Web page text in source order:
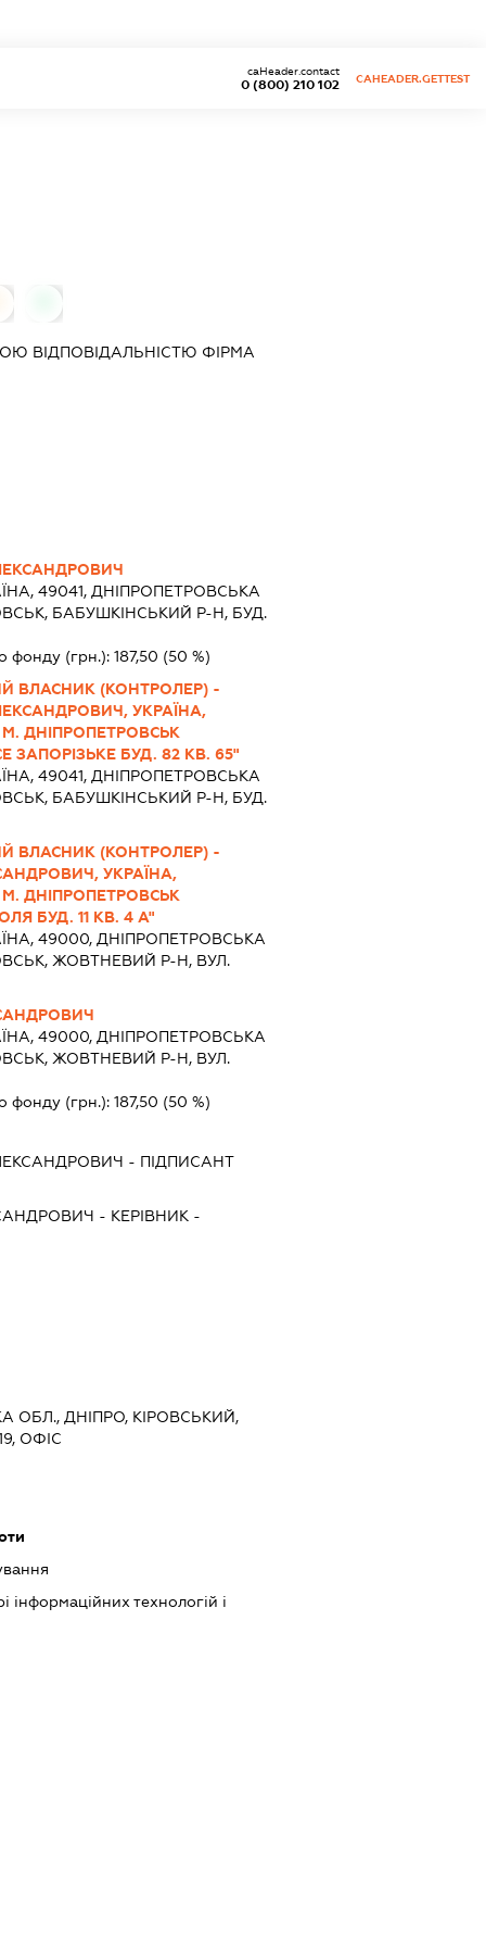
0 (800) 210 102
caHeader.contact
CAHEADER.GETTEST
ВІДПОВІДАЛЬНІСТЮ ФІРМА
49041, ДНIПРОПЕТРОВСЬКА
БАБУШКІНСЬКИЙ Р-Н, БУД.
фонду (грн.): 187,50 (50 %)
ВЛАСНИК (КОНТРОЛЕР) -
УКРАЇНА,
ДНІПРОПЕТРОВСЬК
БУД. 82 КВ. 65"
49041, ДНIПРОПЕТРОВСЬКА
БАБУШКІНСЬКИЙ Р-Н, БУД.
ВЛАСНИК (КОНТРОЛЕР) -
УКРАЇНА,
ДНІПРОПЕТРОВСЬК
БУД. 11 КВ. 4 А"
49000, ДНIПРОПЕТРОВСЬКА
ЖОВТНЕВИЙ Р-Н, ВУЛ.
49000, ДНIПРОПЕТРОВСЬКА
ЖОВТНЕВИЙ Р-Н, ВУЛ.
фонду (грн.): 187,50 (50 %)
- ПІДПИСАНТ
- КЕРІВНИК -
ОБЛ., ДНІПРО, КІРОВСЬКИЙ,
ОФІС
інформаційних технологій і